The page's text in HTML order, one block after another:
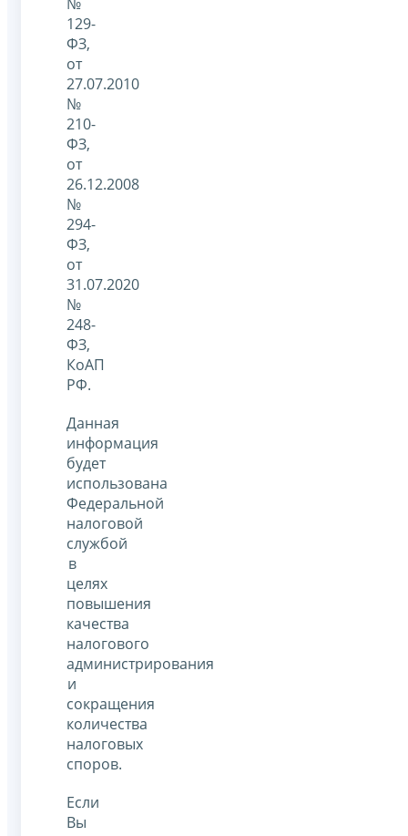
129-
ФЗ,
от
27.07.2010
№
210-
ФЗ,
от
26.12.2008
№
294-
ФЗ,
от
31.07.2020
№
248-
ФЗ,
КоАП
РФ.
Данная
информация
будет
использована
Федеральной
налоговой
службой
в
целях
повышения
качества
налогового
администрирования
и
сокращения
количества
налоговых
споров.
Если
Вы